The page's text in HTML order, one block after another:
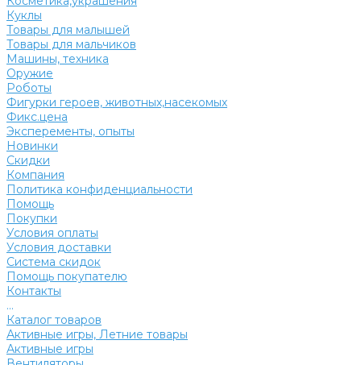
Куклы
Товары для малышей
Товары для мальчиков
Машины, техника
Оружие
Роботы
Фигурки героев, животных,насекомых
Фикс.цена
Эксперементы, опыты
Новинки
Скидки
Компания
Политика конфиденциальности
Помощь
Покупки
Условия оплаты
Условия доставки
Система скидок
Помощь покупателю
Контакты
...
Каталог товаров
Активные игры, Летние товары
Активные игры